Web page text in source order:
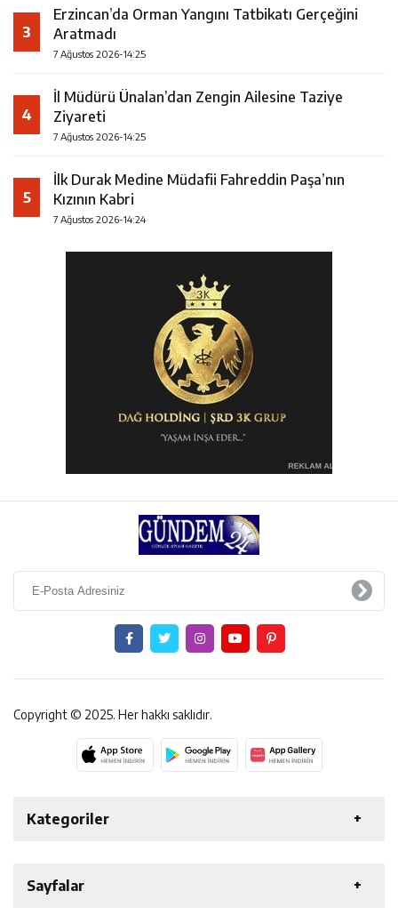
3
Erzincan’da Orman Yangını Tatbikatı Gerçeğini
Aratmadı
7 Ağustos 2026-14:25
4
İl Müdürü Ünalan’dan Zengin Ailesine Taziye
Ziyareti
7 Ağustos 2026-14:25
5
İlk Durak Medine Müdafii Fahreddin Paşa’nın
Kızının Kabri
7 Ağustos 2026-14:24
Copyright © 2025. Her hakkı saklıdır.
Kategoriler
EKONOMİ
Sayfalar